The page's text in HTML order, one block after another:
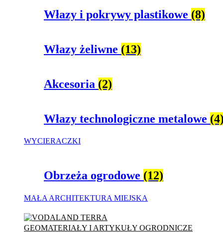
Włazy i pokrywy plastikowe (8)
Włazy żeliwne (13)
Akcesoria (2)
Włazy technologiczne metalowe
WYCIERACZKI
Obrzeża ogrodowe (12)
MAŁA ARCHITEKTURA MIEJSKA
GEOMATERIAŁY I ARTYKUŁY OGRODNICZE